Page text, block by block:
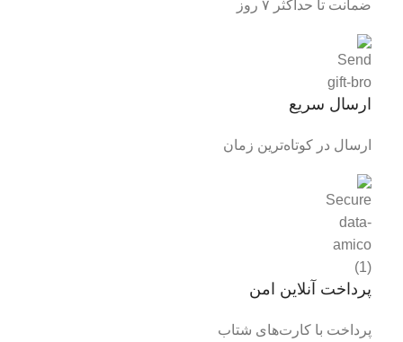
پرداخت آنلاین امن
پرداخت با کارت‌های شتاب
ارسال سریع
ارسال در کوتاه‌ترین زمان
ضمانت تا حداکثر ۷ روز